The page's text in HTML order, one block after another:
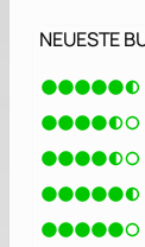
NEUESTE